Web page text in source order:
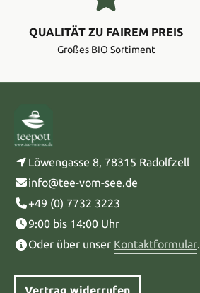
QUALITÄT ZU FAIREM PREIS
Großes BIO Sortiment
Löwengasse 8, 78315 Radolfzell
info@tee-vom-see.de
+49 (0) 7732 3223
9:00 bis 14:00 Uhr
Oder über unser Kontaktformular.
Vertrag widerrufen